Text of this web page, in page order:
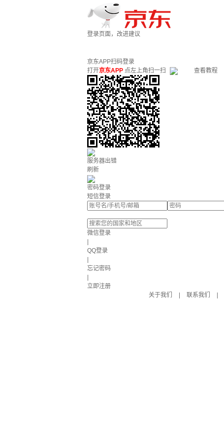
登录页面，改进建议
京东APP扫码登录
打开京东APP 点左上角扫一扫 查看教程
服务器出错
刷新
密码登录
短信登录
微信登录
QQ登录
忘记密码
立即注册
关于我们
联系我们